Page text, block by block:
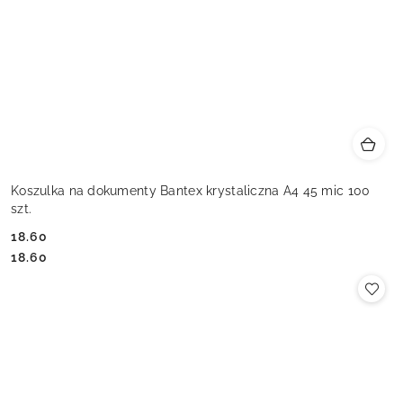
Koszulka na dokumenty Bantex krystaliczna A4 45 mic 100
szt.
Cena:
18.60
Cena:
18.60